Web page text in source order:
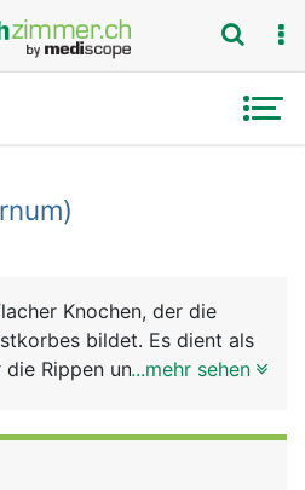
Knochen, der die
bildet. Es dient als
Rippen und für...mehr sehen